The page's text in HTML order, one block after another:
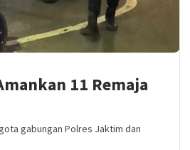
11 Remaja
gabungan Polres Jaktim dan